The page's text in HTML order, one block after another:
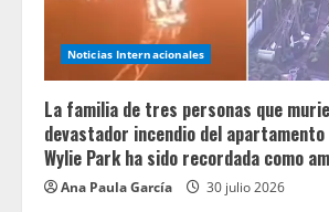
Noticias Internacionales
La familia de tres personas que
devastador incendio del apartamento
Wylie Park ha sido recordada como
Ana Paula García 30 julio 2026